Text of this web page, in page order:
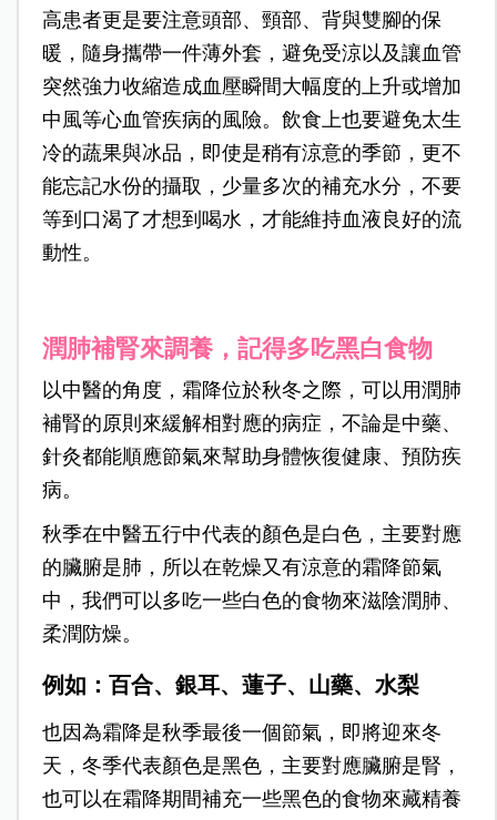
高患者更是要注意頭部、頸部、背與雙腳的保
暖，隨身攜帶一件薄外套，避免受涼以及讓血管
突然強力收縮造成血壓瞬間大幅度的上升或增加
中風等心血管疾病的風險。飲食上也要避免太生
冷的蔬果與冰品，即使是稍有涼意的季節，更不
能忘記水份的攝取，少量多次的補充水分，不要
等到口渴了才想到喝水，才能維持血液良好的流
動性。
潤肺補腎來調養，記得多吃黑白食物
以中醫的角度，霜降位於秋冬之際，可以用潤肺
補腎的原則來緩解相對應的病症，不論是中藥、
針灸都能順應節氣來幫助身體恢復健康、預防疾
病。
秋季在中醫五行中代表的顏色是白色，主要對應
的臟腑是肺，所以在乾燥又有涼意的霜降節氣
中，我們可以多吃一些白色的食物來滋陰潤肺、
柔潤防燥。
例如：百合、銀耳、蓮子、山藥、水梨
也因為霜降是秋季最後一個節氣，即將迎來冬
天，冬季代表顏色是黑色，主要對應臟腑是腎，
也可以在霜降期間補充一些黑色的食物來藏精養